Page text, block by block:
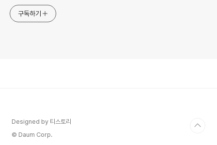
구독하기
Designed by 티스토리
© Daum Corp.